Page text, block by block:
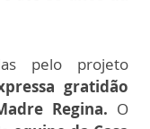
pelo projeto
gratidão
Regina. O